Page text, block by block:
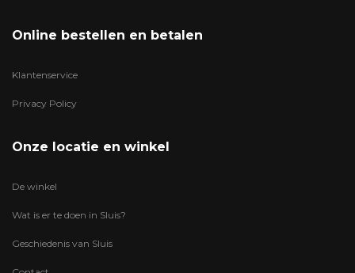
Online bestellen en betalen
Klantenservice
Privacy Policy
Onze locatie en winkel
De winkel
Wat is er te doen in Sluis?
Geschiedenis van Sluis